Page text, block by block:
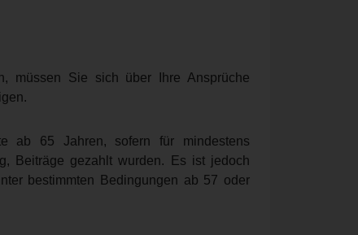
müssen Sie sich über Ihre Ansprüche
ab 65 Jahren, sofern für mindestens
Beiträge gezahlt wurden. Es ist jedoch
bestimmten Bedingungen ab 57 oder